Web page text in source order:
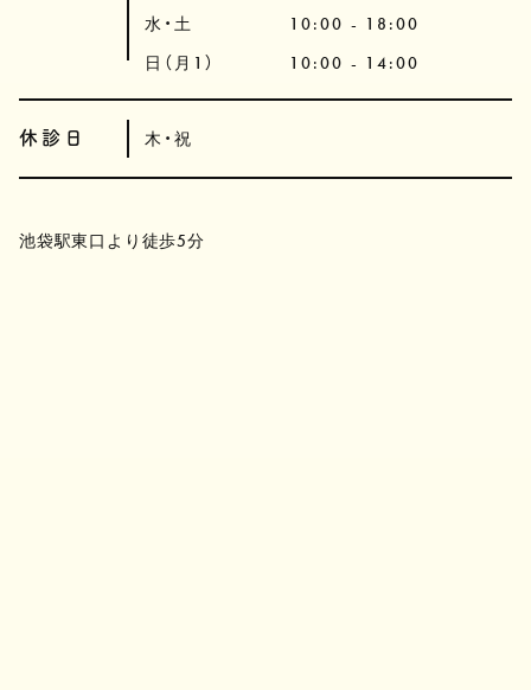
水・土
10:00 - 18:00
日（月1）
10:00 - 14:00
休診日 木・祝
池袋駅東口より徒歩5分